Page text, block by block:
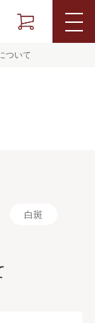
ついて
白斑